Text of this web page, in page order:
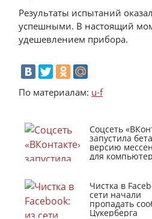
Результаты испытаний
успешными. В настоящий
удешевлением прибора.
По материалам: u-f
Соцсеть
запустила
версию
для
Чистка в
сети начали
пропадать
Цукерберга